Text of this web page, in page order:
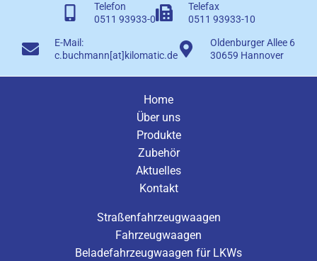
Telefon
0511 93933-0
Telefax
0511 93933-10
E-Mail:
c.buchmann[at]kilomatic.de
Oldenburger Allee 6
30659 Hannover
Home
Über uns
Produkte
Zubehör
Aktuelles
Kontakt
Straßenfahrzeugwaagen
Fahrzeugwaagen
Beladefahrzeugwaagen für LKWs